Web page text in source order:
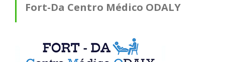
Fort-Da Centro Médico ODALY